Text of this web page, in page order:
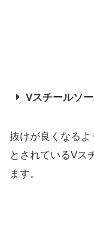
Vスチールソ
抜けが良くなるよ
とされているVス
ま す。